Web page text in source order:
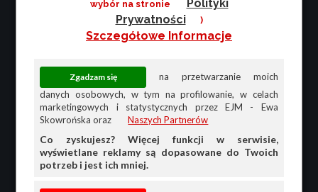
wybór na stronie
Polityki
Prywatności
)
Szczegółowe Informacje
na przetwarzanie moich
danych osobowych, w tym na profilowanie, w celach
marketingowych i statystycznych przez EJM - Ewa
Skowrońska oraz
Naszych Partnerów
Co zyskujesz? Więcej funkcji w serwisie,
wyświetlane reklamy są dopasowane do Twoich
potrzeb i jest ich mniej.